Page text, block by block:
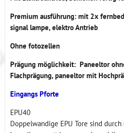
Premium ausführung: mit 2x
signal lampe, elektro Antrieb
Ohne fotozellen
Prägung möglichkeit: Paneeltor
Flachprägung, paneeltor mit
Eingangs Pforte
EPU40
Doppelwandige EPU Tore sind